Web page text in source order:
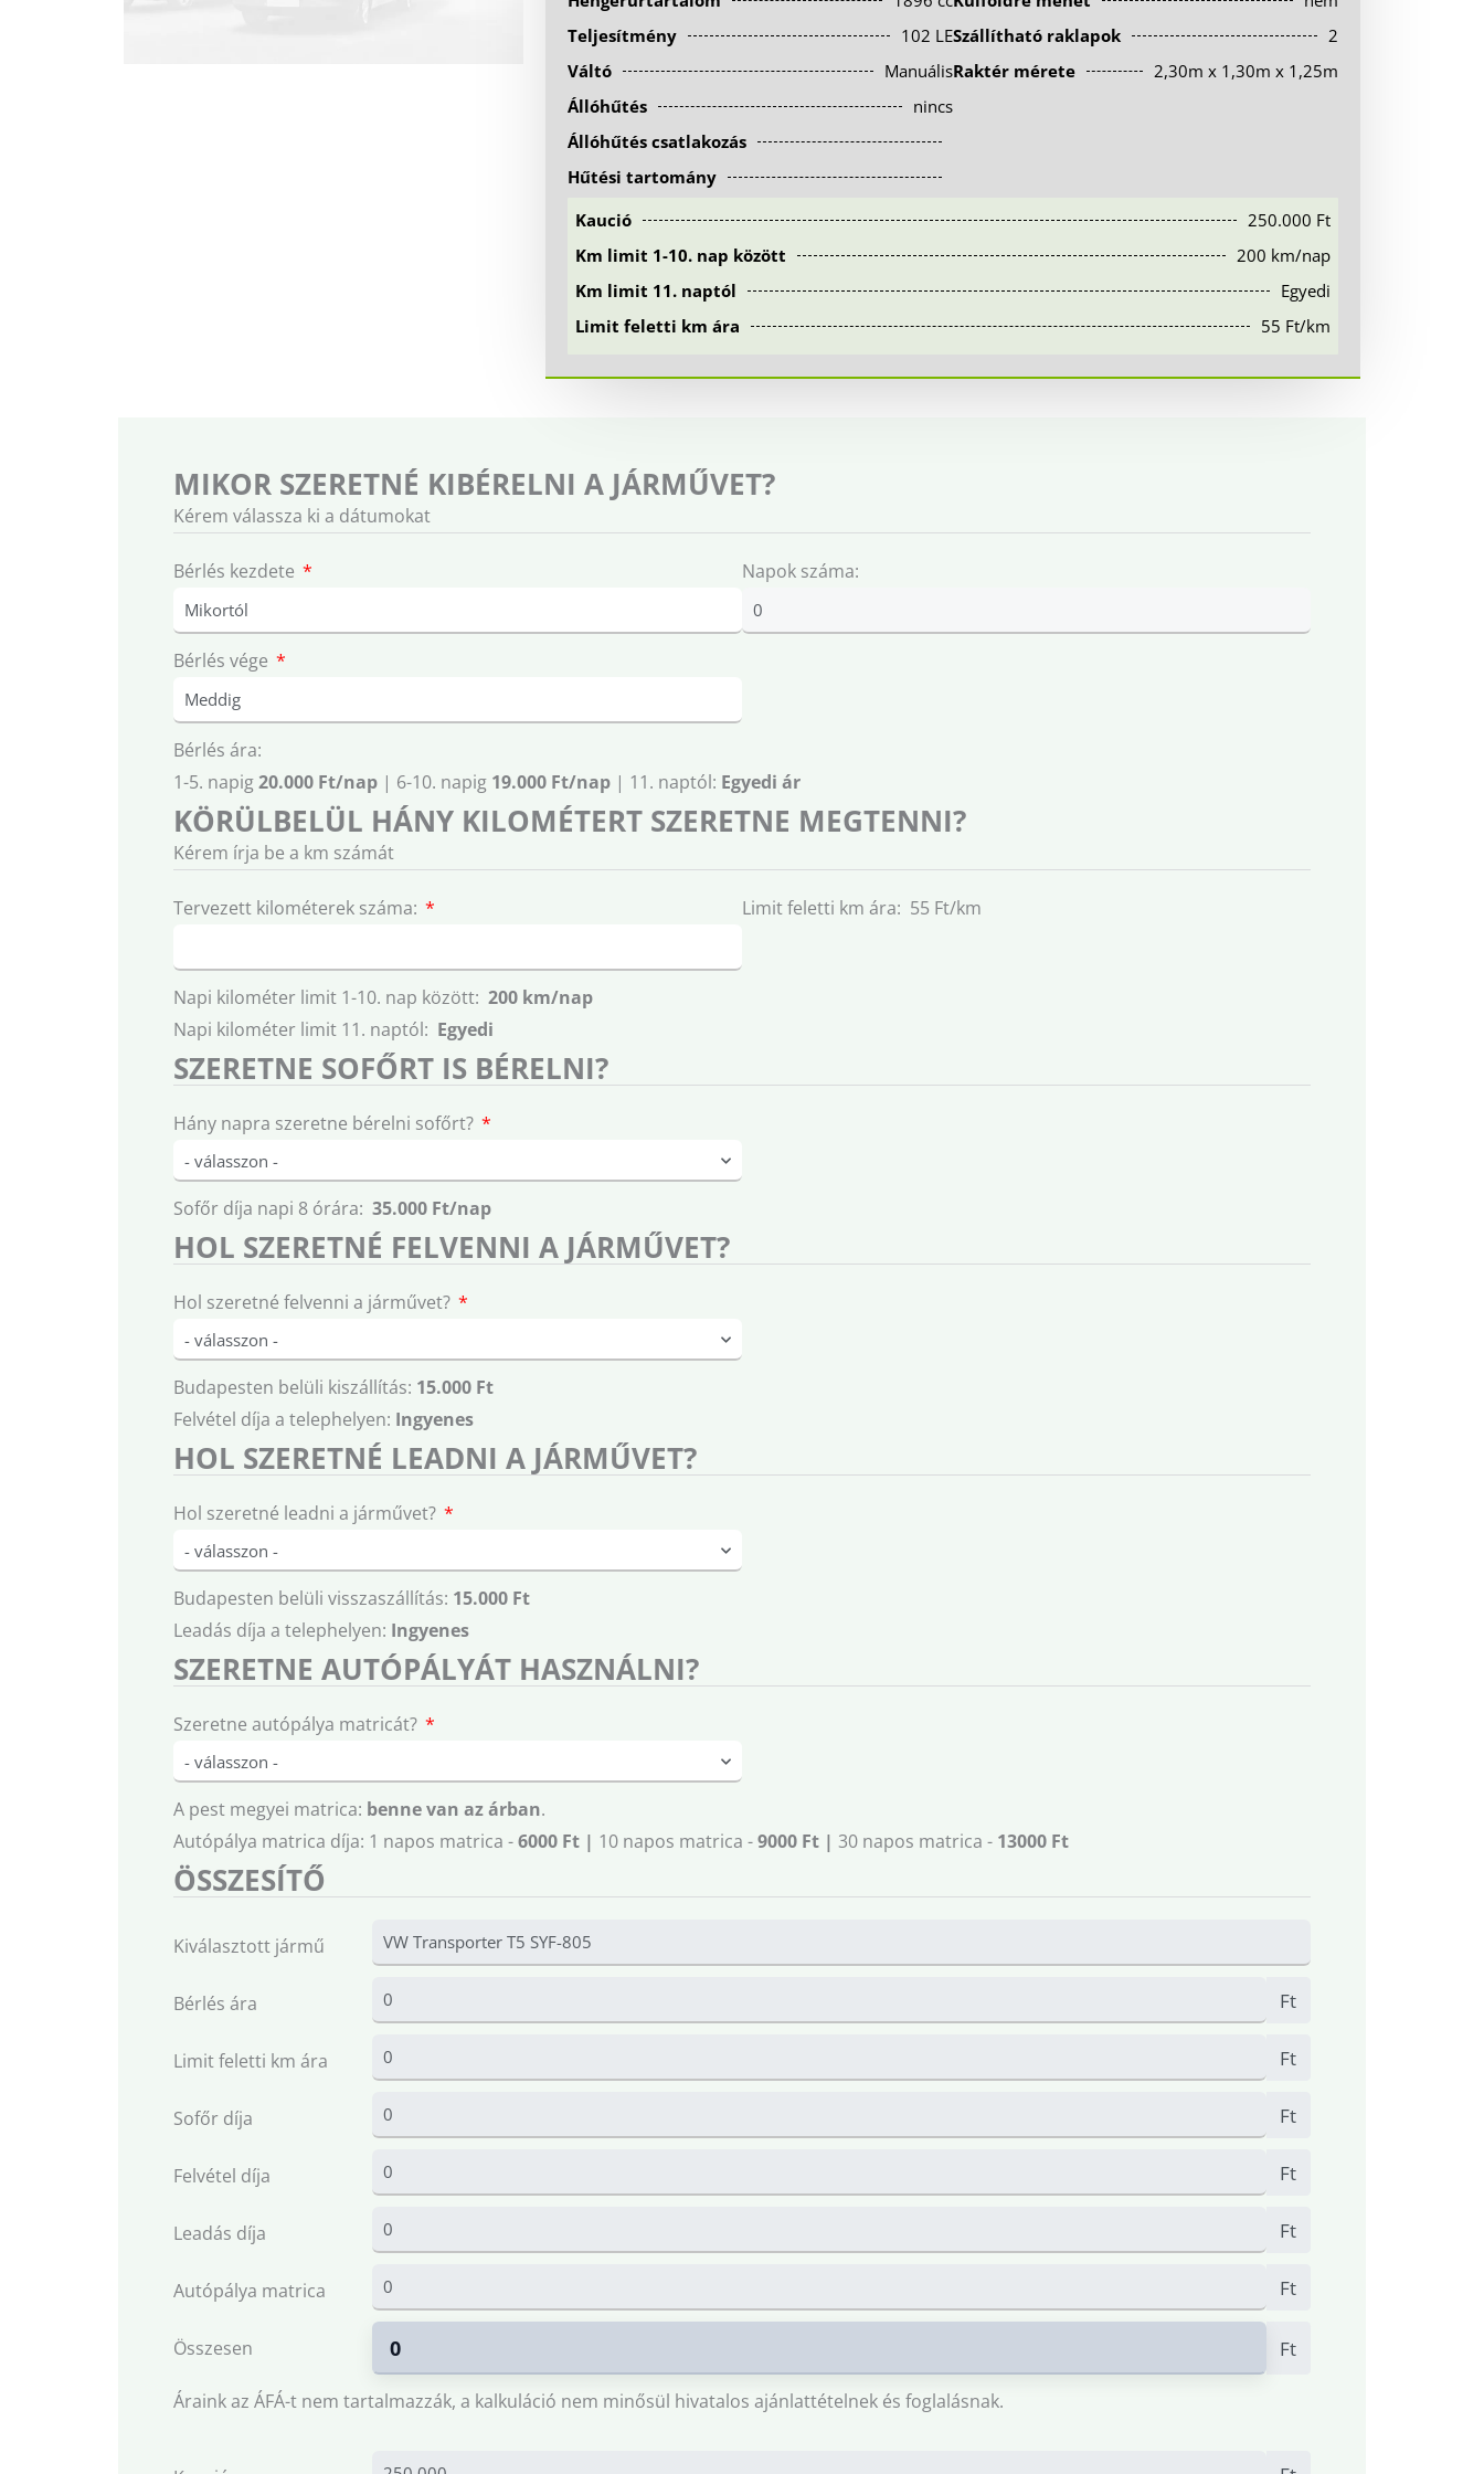
Teljesítmény
102 LE
Váltó
Manuális
Állóhűtés
nincs
Állóhűtés csatlakozás
Hűtési tartomány
Szállítható raklapok
2
Raktér mérete
2,30m x 1,30m x 1,25m
Kaució
250.000 Ft
Km limit 1-10. nap között
200 km/nap
Km limit 11. naptól
Egyedi
Limit feletti km ára
55 Ft/km
MIKOR SZERETNÉ KIBÉRELNI A JÁRMŰVET?
Kérem válassza ki a dátumokat
Bérlés kezdete
Bérlés vége
Napok száma:
Bérlés ára:
1-5. napig20.000 Ft/nap | 6-10. napig 19.000 Ft/nap | 11. naptól: Egyedi ár
KÖRÜLBELÜL HÁNY KILOMÉTERT SZERETNE MEGTENNI?
Kérem írja be a km számát
Tervezett kilométerek száma:
Napi kilométer limit 1-10. nap között: 200 km/nap
Napi kilométer limit 11. naptól: Egyedi
Limit feletti km ára: 55 Ft/km
SZERETNE SOFŐRT IS BÉRELNI?
Hány napra szeretne bérelni sofőrt?
Sofőr díja napi 8 órára: 35.000 Ft/nap
HOL SZERETNÉ FELVENNI A JÁRMŰVET?
Hol szeretné felvenni a járművet?
Budapesten belüli kiszállítás: 15.000 Ft
Felvétel díja a telephelyen: Ingyenes
HOL SZERETNÉ LEADNI A JÁRMŰVET?
Hol szeretné leadni a járművet?
Budapesten belüli visszaszállítás: 15.000 Ft
Leadás díja a telephelyen: Ingyenes
SZERETNE AUTÓPÁLYÁT HASZNÁLNI?
Szeretne autópálya matricát?
A pest megyei matrica: benne van az árban.
Autópálya matrica díja: 1 napos matrica -6000 Ft | 10 napos matrica -9000 Ft | 30 napos matrica - 13000 Ft
ÖSSZESÍTŐ
Kiválasztott jármű
Bérlés ára Ft
Limit feletti km ára Ft
Sofőr díja Ft
Felvétel díja Ft
Leadás díja Ft
Autópálya matrica Ft
Összesen Ft
Áraink az ÁFÁ-t nem tartalmazzák, a kalkuláció nem minősül hivatalos ajánlattételnek és foglalásnak.